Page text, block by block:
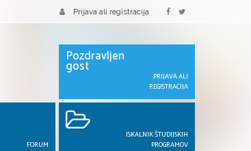
Prijava ali registracija
Pozdravljen
gost
PRIJAVA ALI
REGISTRACIJA
FORUM
ISKALNIK ŠTUDIJSKIH
PROGRAMOV